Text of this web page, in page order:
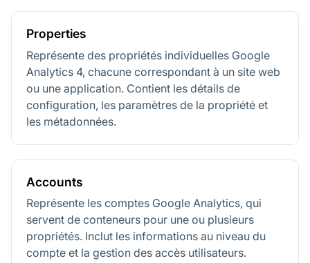
Properties
Représente des propriétés individuelles Google
Analytics 4, chacune correspondant à un site web
ou une application. Contient les détails de
configuration, les paramètres de la propriété et
les métadonnées.
Accounts
Représente les comptes Google Analytics, qui
servent de conteneurs pour une ou plusieurs
propriétés. Inclut les informations au niveau du
compte et la gestion des accès utilisateurs.